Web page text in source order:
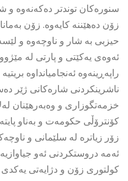
سنورەکان توندتر دەکەنەوە و
زۆن دەهێننە کایەوە. زۆن
حیزبی بە شار و ناوچەوە و
ئەوەی یەکێتی و پارتی لە
راپەڕینەوە ئەنجامیانداوە
ناشرینکردنی شارەکانی ژێر
خزمەتگوزاری و وەبەرهێنان
کۆنترۆڵی حکومەت و بەناو
زۆر زیاترە لە سلێمانی و
ئەمە دروستکردنی ئەو
کولتوری زۆن و دژایەتی